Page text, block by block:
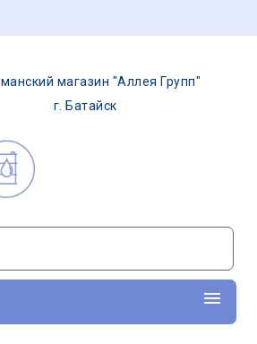
магазин "Аллея Групп"
г. Батайск